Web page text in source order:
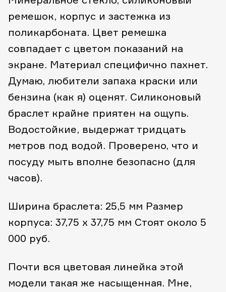
ремешок, корпус и застежка из
поликарбоната. Цвет ремешка
совпадает с цветом показаний на
экране. Материал специфично пахнет.
Думаю, любители запаха краски или
бензина (как я) оценят. Силиконовый
браслет крайне приятен на ощупь.
Водостойкие, выдержат тридцать
метров под водой. Проверено, что и
посуду мыть вполне безопасно (для
часов).
Ширина браслета: 25,5 мм Размер
корпуса: 37,75 х 37,75 мм Стоят около 5
000 руб.
Почти вся цветовая линейка этой
модели такая же насыщенная. Мне,